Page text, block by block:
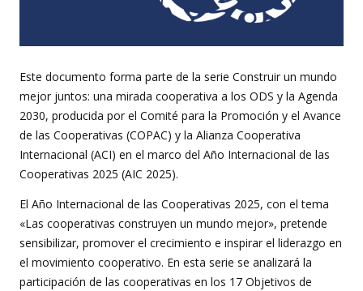
Este documento forma parte de la serie Construir un mundo
mejor juntos: una mirada cooperativa a los ODS y la Agenda
2030, producida por el Comité para la Promoción y el Avance
de las Cooperativas (COPAC) y la Alianza Cooperativa
Internacional (ACI) en el marco del Año Internacional de las
Cooperativas 2025 (AIC 2025).
El Año Internacional de las Cooperativas 2025, con el tema
«Las cooperativas construyen un mundo mejor», pretende
sensibilizar, promover el crecimiento e inspirar el liderazgo en
el movimiento cooperativo. En esta serie se analizará la
participación de las cooperativas en los 17 Objetivos de